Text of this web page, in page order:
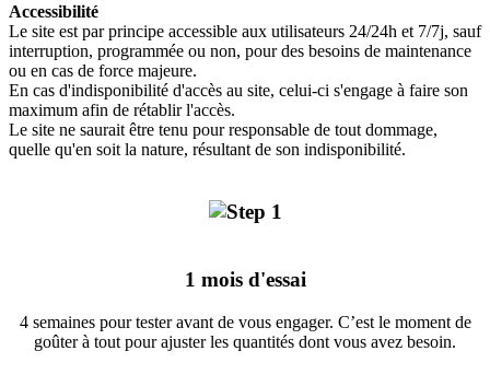
Accessibilité
Le site est par principe accessible aux utilisateurs 24/24h et 7/7j, sauf
interruption, programmée ou non, pour des besoins de maintenance
ou en cas de force majeure.
En cas d'indisponibilité d'accès au site, celui-ci s'engage à faire son
maximum afin de rétablir l'accès.
Le site ne saurait être tenu pour responsable de tout dommage,
quelle qu'en soit la nature, résultant de son indisponibilité.
1 mois d'essai
4 semaines pour tester avant de vous engager. C’est le moment de
goûter à tout pour ajuster les quantités dont vous avez besoin.